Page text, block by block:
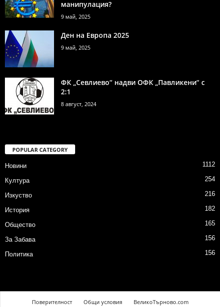
манипулация?
9 май, 2025
Ден на Европа 2025
9 май, 2025
ФК „Севлиево“ надви ОФК „Павликени“ с
2:1
8 август, 2024
POPULAR CATEGORY
Новини 1112
Култура 254
Изкуство 216
История 182
Общество 165
За Забава 156
Политика 156
Поверителност Общи условия ВеликоТърново.com